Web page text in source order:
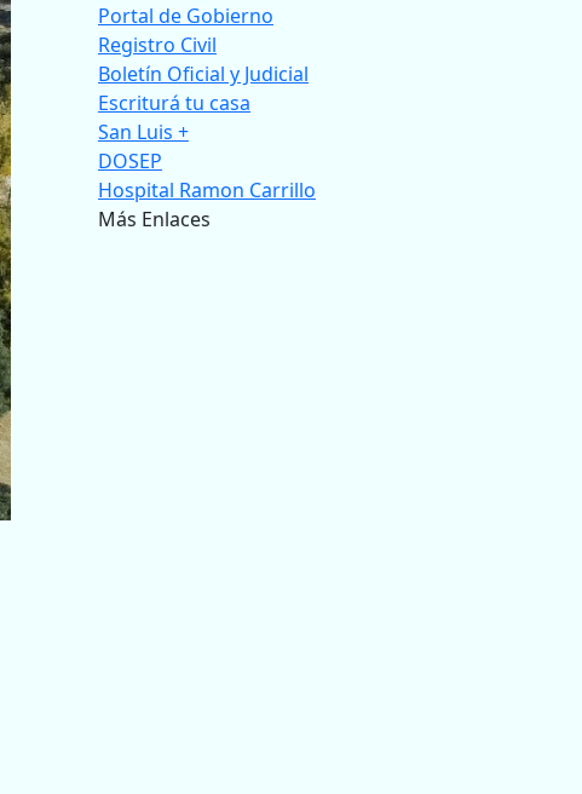
Portal de Gobierno
Registro Civil
Boletín Oficial y Judicial
Escriturá tu casa
San Luis +
DOSEP
Hospital Ramon Carrillo
Más Enlaces